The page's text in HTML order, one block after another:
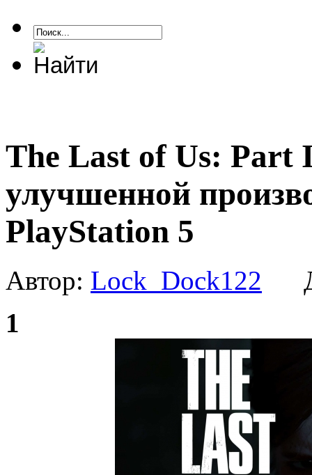
The Last of Us:
улучшенной
PlayStation 5
Автор: Lock_Dock122
1